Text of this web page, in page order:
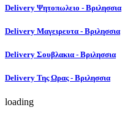
Delivery Ψητοπωλειο - Βριλησσια
Delivery Μαγειρευτα - Βριλησσια
Delivery Σουβλακια - Βριλησσια
Delivery Της Ωρας - Βριλησσια
loading